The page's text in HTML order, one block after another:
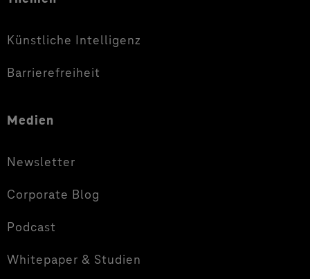
Künstliche Intelligenz
Barrierefreiheit
Medien
Newsletter
Corporate Blog
Podcast
Whitepaper & Studien